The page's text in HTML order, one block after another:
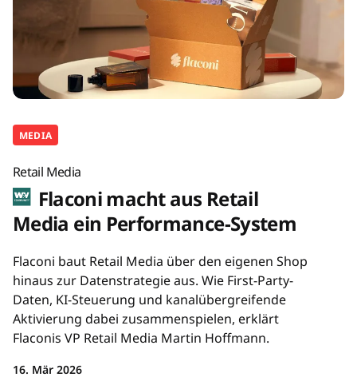
MEDIA
Retail Media
Flaconi macht aus Retail
Media ein Performance-System
Flaconi baut Retail Media über den eigenen Shop
hinaus zur Datenstrategie aus. Wie First-Party-
Daten, KI-Steuerung und kanalübergreifende
Aktivierung dabei zusammenspielen, erklärt
Flaconis VP Retail Media Martin Hoffmann.
16. Mär 2026